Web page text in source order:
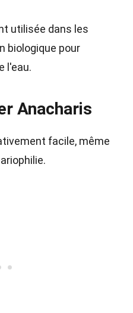
utilisée dans les
biologique pour
l'eau.
Anacharis
facile, même